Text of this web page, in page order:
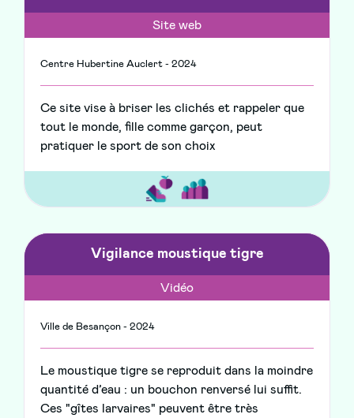
Site web
Centre Hubertine Auclert - 2024
Ce site vise à briser les clichés et rappeler que
tout le monde, fille comme garçon, peut
pratiquer le sport de son choix
Vigilance moustique tigre
Vidéo
Ville de Besançon - 2024
Le moustique tigre se reproduit dans la moindre
quantité d’eau : un bouchon renversé lui suffit.
Ces "gîtes larvaires" peuvent être très